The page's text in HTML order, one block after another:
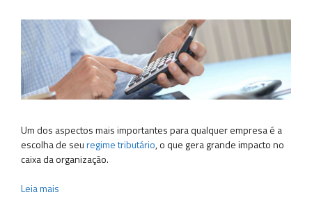
Um dos aspectos mais importantes para qualquer empresa é a
escolha de seuregime tributário, o que gera grande impacto no
caixa da organização.
Leia mais